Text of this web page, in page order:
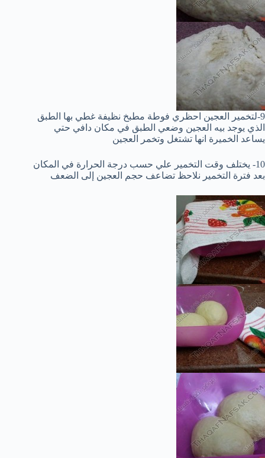
9-لتخمير العجين احظري فوطة مطبخ نظيفة غطي بها الطبق
الذي يوجد بيه العجين وضعي الطبق في مكان دافي حتي
يساعد الخميرة انها تشتغل وتخمر العجين
10- يختلف وقت التخمير علي حسب درجة الحرارة في المكان
بعد فترة التخمير نلاحظ تضاعف حجم العجين إلى الضعف